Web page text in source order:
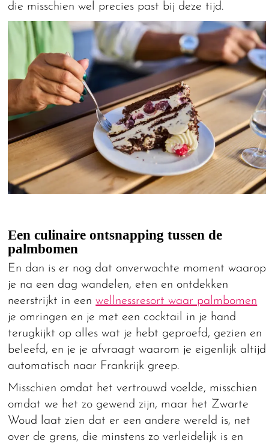
die misschien wel precies past bij deze tijd.
Een culinaire ontsnapping tussen de
palmbomen
En dan is er nog dat onverwachte moment waarop
je na een dag wandelen, eten en ontdekken
neerstrijkt in eenwellnessresort waar palmbomen
je omringen en je met een cocktail in je hand
terugkijkt op alles wat je hebt geproefd, gezien en
beleefd, en je je afvraagt waarom je eigenlijk altijd
automatisch naar Frankrijk greep.
Misschien omdat het vertrouwd voelde, misschien
omdat we het zo gewend zijn, maar het Zwarte
Woud laat zien dat er een andere wereld is, net
over de grens, die minstens zo verleidelijk is en